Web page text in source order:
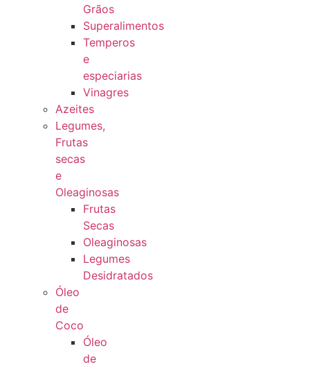
Grãos
Superalimentos
Temperos
e
especiarias
Vinagres
Azeites
Legumes,
Frutas
secas
e
Oleaginosas
Frutas
Secas
Oleaginosas
Legumes
Desidratados
Óleo
de
Coco
Óleo
de